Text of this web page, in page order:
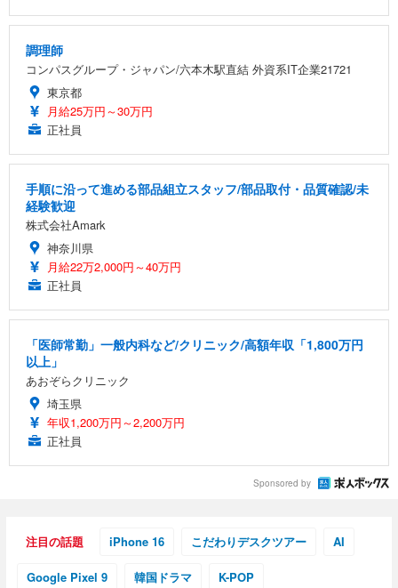
Sezlife オフィスチェア デスクチェア 疲れない テレ
レスト 3Dヘッドレスト ハンガー付き 高反発クッシ
務用 おしゃれ パソコンチェア (ホワイト)
￥7,680
ス圧無段階昇降 360度回転 キャスター付き コンパク
勤務 ブラック
￥4,139
【整備済み品】Dell E2724HS 27インチ 液晶モニタ
応 ComfortView ビジネス向け
￥15,800
グモニター QD 24.5インチ 1ms FHD 量子ドット 残
￥34,980
Smart Basic(スマートベーシック) 【Amazon.co.jp
￥3,670
ュラー 200枚入【Amazon.co.jp限定】
調理師
コンパスグループ・ジャパン/六本木駅直結 外資系IT企業21721
東京都
月給25万円～30万円
正社員
手順に沿って進める部品組立スタッフ/部品取付・品質確認/未
経験歓迎
株式会社Amark
神奈川県
月給22万2,000円～40万円
正社員
「医師常勤」一般内科など/クリニック/高額年収「1,800万円
以上」
あおぞらクリニック
埼玉県
年収1,200万円～2,200万円
正社員
Sponsored by
注目の話題 iPhone 16 こだわりデスクツアー AI
Google Pixel 9 韓国ドラマ K-POP